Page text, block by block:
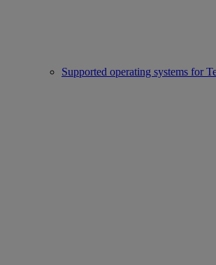
Supported operating systems for